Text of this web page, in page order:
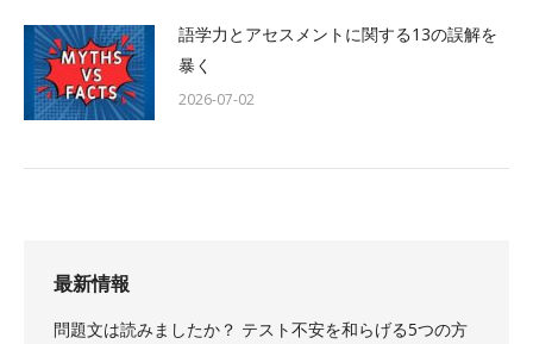
語学力とアセスメントに関する13の誤解を
暴く
2026-07-02
最新情報
問題文は読みましたか？ テスト不安を和らげる5つの方